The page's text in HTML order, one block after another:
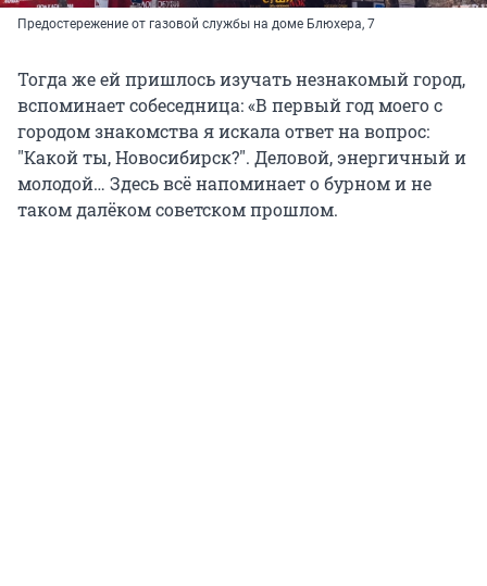
Предостережение от газовой службы на доме Блюхера, 7
Тогда же ей пришлось изучать незнакомый город,
вспоминает собеседница: «В первый год моего с
городом знакомства я искала ответ на вопрос:
"Какой ты, Новосибирск?". Деловой, энергичный и
молодой… Здесь всё напоминает о бурном и не
таком далёком советском прошлом.